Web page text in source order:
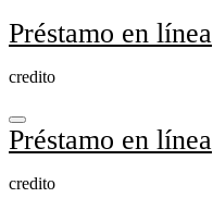
Ir
al
Préstamo en línea
credito
Préstamo en línea
credito